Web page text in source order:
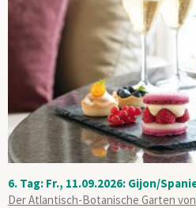
6. Tag: Fr., 11.09.2026: Gijon/
Der Atlantisch-Botanische Garten